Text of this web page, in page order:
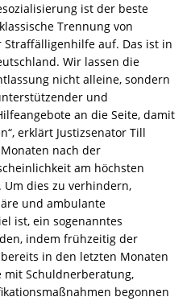
ist der beste
Trennung von
auf. Das ist in
Wir lassen die
nicht alleine, sondern
und
an die Seite, damit
erklärt Justizsenator Till
nach der
am höchsten
dies zu verhindern,
und ambulante
ist, ein sogenanntes
indem frühzeitig der
in den letzten Monaten
mit Schuldnerberatung,
begonnen